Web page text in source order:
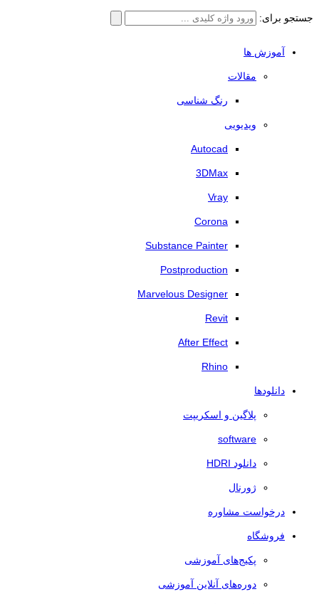
جستجو برای:
آموزش ها
مقالات
رنگ شناسی
ویدیویی
Autocad
3DMax
Vray
Corona
Substance Painter
Postproduction
Marvelous Designer
Revit
After Effect
Rhino
دانلودها
پلاگین و اسکریپت
software
دانلود HDRI
ژورنال
درخواست مشاوره
فروشگاه
پکیج‌های آموزشی
دوره‌های آنلاین آموزشی